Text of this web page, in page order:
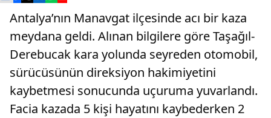
Antalya’nın Manavgat ilçesinde acı bir kaza
meydana geldi. Alınan bilgilere göre Taşağıl-
Derebucak kara yolunda seyreden otomobil,
sürücüsünün direksiyon hakimiyetini
kaybetmesi sonucunda uçuruma yuvarlandı.
Facia kazada 5 kişi hayatını kaybederken 2